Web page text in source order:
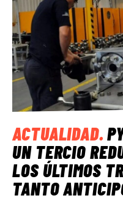
ACTUALIDAD.
UN TERCIO
LOS ÚLTIMOS
TANTO